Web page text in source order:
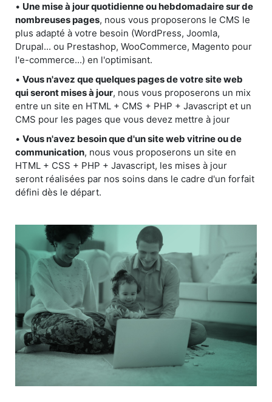
• Une mise à jour quotidienne ou hebdomadaire sur de
nombreuses pages, nous vous proposerons le CMS le
plus adapté à votre besoin (WordPress, Joomla,
Drupal... ou Prestashop, WooCommerce, Magento pour
l'e-commerce...) en l'optimisant.
• Vous n'avez que quelques pages de votre site web
qui seront mises à jour, nous vous proposerons un mix
entre un site en HTML + CMS + PHP + Javascript et un
CMS pour les pages que vous devez mettre à jour
• Vous n'avez besoin que d'un site web vitrine ou de
communication, nous vous proposerons un site en
HTML + CSS + PHP + Javascript, les mises à jour
seront réalisées par nos soins dans le cadre d'un forfait
défini dès le départ.